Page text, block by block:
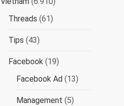
Threads (61)
Tips (43)
Facebook (19)
Facebook Ad (13)
Management (5)